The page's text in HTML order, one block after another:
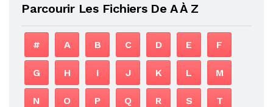
Parcourir Les Fichiers De A À Z
# A B C D E F
G H I J K L M
N O P Q R S T